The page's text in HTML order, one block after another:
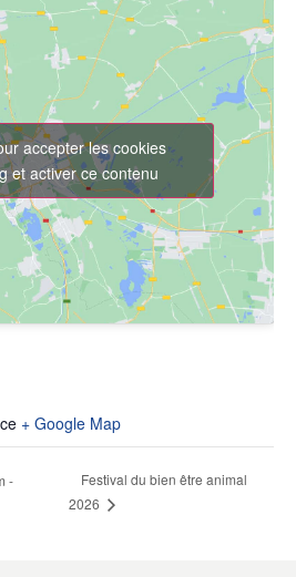
+ Google Map
accepter les cookies
et activer ce contenu
-
Festival du bien être animal
2026